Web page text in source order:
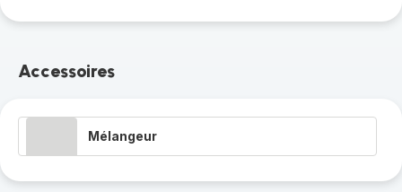
Accessoires
Mélangeur